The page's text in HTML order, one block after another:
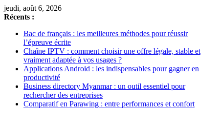
jeudi, août 6, 2026
Récents :
Bac de français : les meilleures méthodes pour réussir
l’épreuve écrite
Chaîne IPTV : comment choisir une offre légale, stable et
vraiment adaptée à vos usages ?
Applications Android : les indispensables pour gagner en
productivité
Business directory Myanmar : un outil essentiel pour
rechercher des entreprises
Comparatif en Parawing : entre performances et confort